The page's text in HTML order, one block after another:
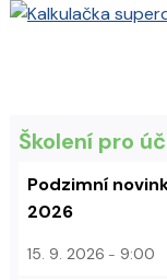
Školení pro
Podzimní
2026
15. 9. 2026 9:00